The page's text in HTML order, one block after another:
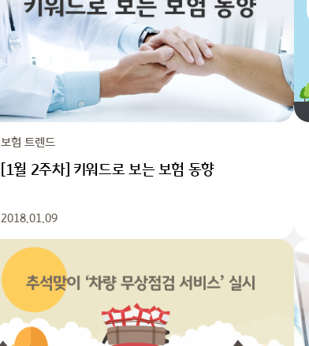
보험 트렌드
[1월 2주차] 키워드로 보는 보험 동향
2018.01.09